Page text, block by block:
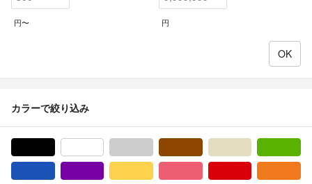
円〜 円
カラーで絞り込み